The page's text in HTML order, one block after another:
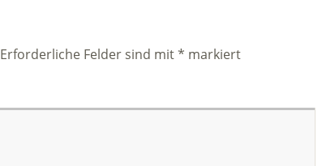
Erforderliche Felder sind mit* markiert